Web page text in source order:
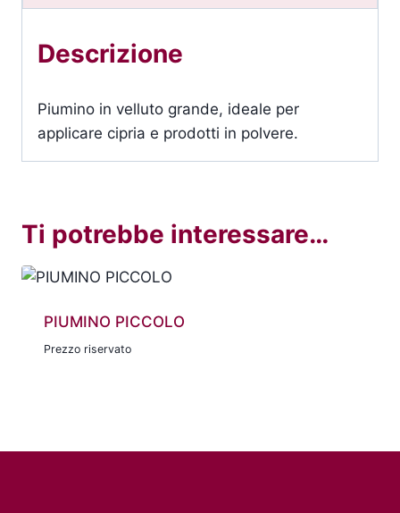
Descrizione
Piumino in velluto grande, ideale per
applicare cipria e prodotti in polvere.
Ti potrebbe interessare…
PIUMINO PICCOLO
Prezzo riservato